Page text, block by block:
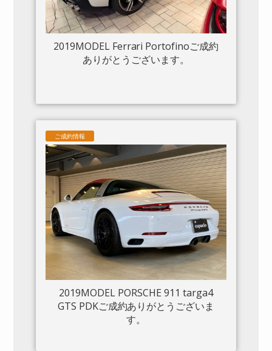
2019MODEL Ferrari Portofinoご成約
ありがとうございます。
ご成約情報
2019MODEL PORSCHE 911 targa4
GTS PDKご成約ありがとうございま
す。